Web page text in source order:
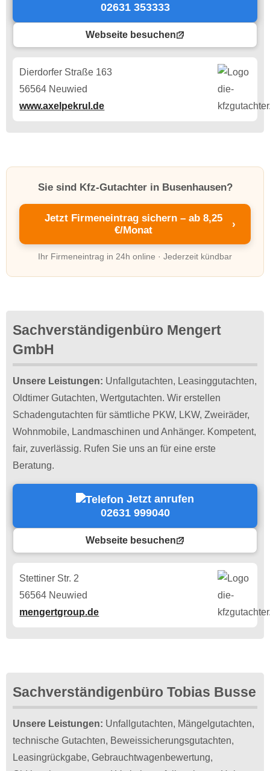
02631 353333
Webseite besuchen
Dierdorfer Straße 163
56564 Neuwied
www.axelpekrul.de
Sie sind Kfz-Gutachter in Busenhausen?
Jetzt Firmeneintrag sichern – ab 8,25
€/Monat
›
Ihr Firmeneintrag in 24h online · Jederzeit kündbar
Sachverständigenbüro Mengert
GmbH
Unsere Leistungen: Unfallgutachten, Leasinggutachten,
Oldtimer Gutachten, Wertgutachten. Wir erstellen
Schadengutachten für sämtliche PKW, LKW, Zweiräder,
Wohnmobile, Landmaschinen und Anhänger. Kompetent,
fair, zuverlässig. Rufen Sie uns an für eine erste
Beratung.
Jetzt anrufen
02631 999040
Webseite besuchen
Stettiner Str. 2
56564 Neuwied
mengertgroup.de
Sachverständigenbüro Tobias Busse
Unsere Leistungen: Unfallgutachten, Mängelgutachten,
technische Gutachten, Beweissicherungsgutachten,
Leasingrückgabe, Gebrauchtwagenbewertung,